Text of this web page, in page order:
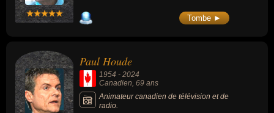
Tombe ►
Paul Houde
1954 - 2024
Canadien, 69 ans
Animateur canadien de télévision et de
radio.